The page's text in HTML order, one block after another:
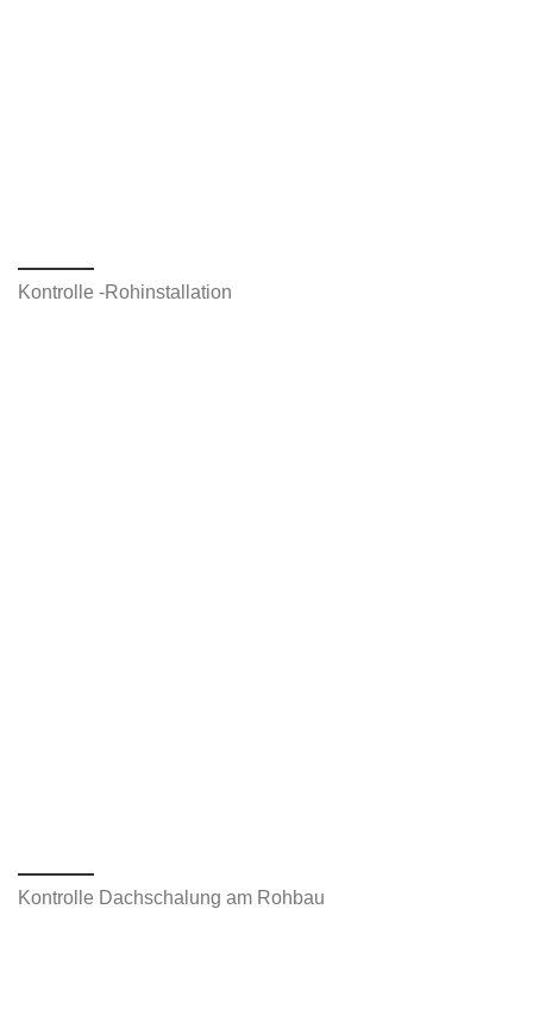
Kontrolle -Rohinstallation
Kontrolle Dachschalung am Rohbau